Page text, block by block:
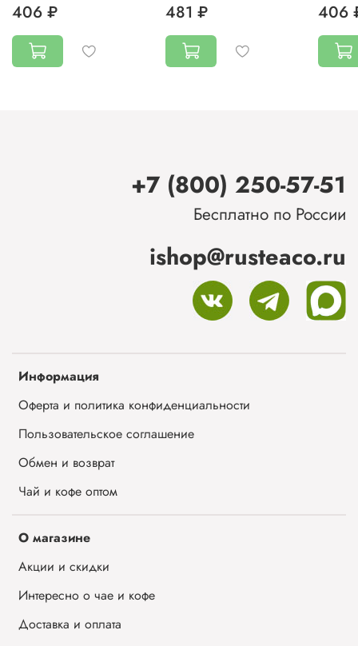
406 ₽ 481 ₽ 406
Информация
Оферта и политика конфиденциальности
Пользовательское соглашение
Обмен и возврат
Чай и кофе оптом
О магазине
Акции и скидки
Интересно о чае и кофе
Доставка и оплата
+7 (800) 250-57-51
Бесплатно по России
ishop@rusteaco.ru